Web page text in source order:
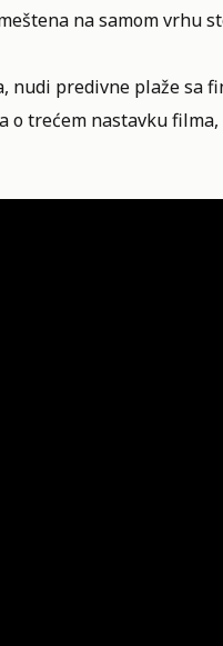
na samom vrhu
nudi predivne plaže
o trećem nastavku